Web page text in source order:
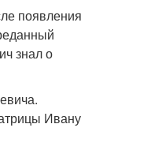
появления
знал о
Ивану